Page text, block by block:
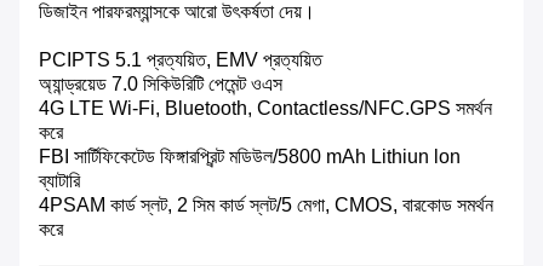
ডিজাইন পারফরম্যান্সকে আরো উৎকর্ষতা দেয়।
PCIPTS 5.1 প্রত্যয়িত, EMV প্রত্যয়িত
অ্যান্ড্রয়েড 7.0 সিকিউরিটি পেমেন্ট ওএস
4G LTE Wi-Fi, Bluetooth, Contactless/NFC.GPS সমর্থন
করে
FBI সার্টিফিকেটেড ফিঙ্গারপ্রিন্ট মডিউল/5800 mAh Lithiun lon
ব্যাটারি
4PSAM কার্ড স্লট, 2 সিম কার্ড স্লট/5 মেগা, CMOS, বারকোড সমর্থন
করে